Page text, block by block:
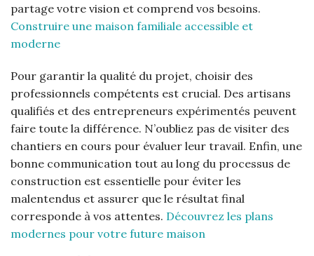
partage votre vision et comprend vos besoins.
Construire une maison familiale accessible et
moderne
Pour garantir la qualité du projet, choisir des
professionnels compétents est crucial. Des artisans
qualifiés et des entrepreneurs expérimentés peuvent
faire toute la différence. N’oubliez pas de visiter des
chantiers en cours pour évaluer leur travail. Enfin, une
bonne communication tout au long du processus de
construction est essentielle pour éviter les
malentendus et assurer que le résultat final
corresponde à vos attentes. Découvrez les plans
modernes pour votre future maison